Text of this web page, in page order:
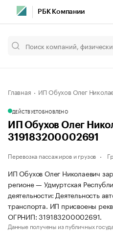
РБК Компании
Главная ИП Обухов Олег
ДЕЙСТВУЕТОБНОВЛЕНО
ИП Обухов Олег
319183200002691
Перевозка пассажиров и грузов
ИП Обухов Олег Николаевич
регионе — Удмуртская
деятельности: Деятельность
транспорта. ИП присвоены
ОГРНИП: 319183200002691.
Данные получены из публичных